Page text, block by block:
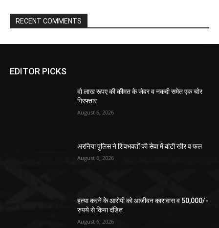
RECENT COMMENTS
EDITOR PICKS
दो लाख रूपए की कीमत के जेवर व नकदी समेत एक चोर
गिरफ्तार
August 6, 2026
अरनिया पुलिस ने शिवभक्तों की सेवा में बांटी खीर व फल
August 6, 2026
हत्या करने के आरोपी को आजीवन कारावास व 50,000/-
रुपये से किया दंडित
August 6, 2026